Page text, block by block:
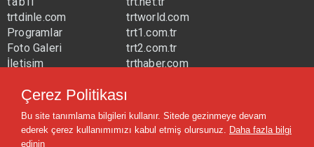
trtdinle.com
Programlar
Foto Galeri
İletişim
trtworld.com
trt1.com.tr
trt2.com.tr
trthaber.com
trtavaz.com.tr
trtmuzik.net.tr
trtcocuk.net.tr
Çerez Politikası
Bu site tanımlama bilgileri kullanır. Sitede gezinmeye devam
ederek çerez kullanımımızı kabul etmiş olursunuz. Daha fazla bilgi
edinin